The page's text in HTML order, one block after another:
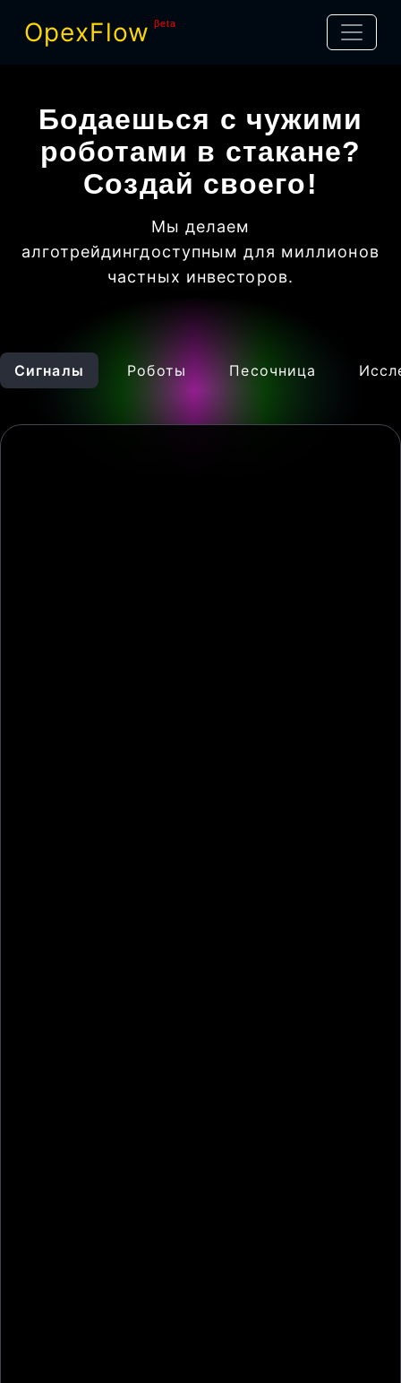
OpexFlow βeta
Бодаешься с чужими
роботами в стакане?
Создай своего!
Мы делаем
алготрейдингдоступным для миллионов
частных инвесторов.
Сигналы Роботы Песочница